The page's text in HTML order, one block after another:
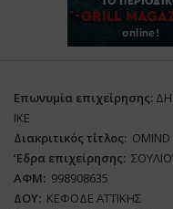
Επωνυμία επιχείρησης:
ΙΚΕ
Διακριτικός τίτλος: ΟΜΙΝD
‘Eδρα επιχείρησης:
ΑΦΜ: 998908635
ΔΟΥ: ΚΕΦΟΔΕ ΑΤΤΙΚΗΣ